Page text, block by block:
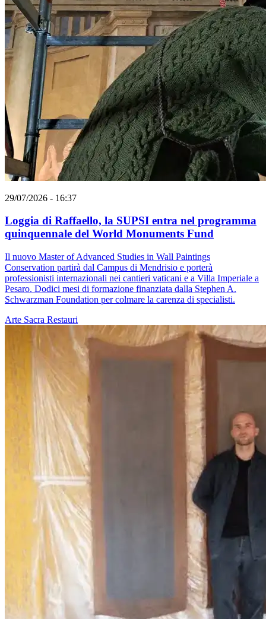
29/07/2026 - 16:37
Loggia di Raffaello, la SUPSI entra nel programma
quinquennale del World Monuments Fund
Il nuovo Master of Advanced Studies in Wall Paintings
Conservation partirà dal Campus di Mendrisio e porterà
professionisti internazionali nei cantieri vaticani e a Villa Imperiale a
Pesaro. Dodici mesi di formazione finanziata dalla Stephen A.
Schwarzman Foundation per colmare la carenza di specialisti.
Arte Sacra Restauri